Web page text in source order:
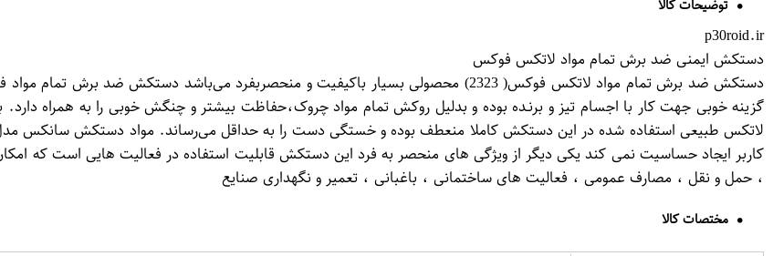
توضیحات کالا
p30roid.ir
دستکش ایمنی ضد برش تمام مواد لاتکس فوکس
دستکش ضد برش تمام مواد لاتکس فوکس( 2323) محصولی بسیار باکیفیت و منحصربفرد می‌باشد
گزینه خوبی جهت کار با اجسام تیز و برنـده بوده و بدلیل روکش تمام مواد چروک،حفاظت بیشتر و چنگش خوبی را به همراه
لاتکس طبیعی استفاده شده در این دستکش کاملا منعطف بوده و خستگی دست را به حداقل می‌رساند. مواد دستکش سانکس
کاربر ایجاد حساسیت نمی کند یکی دیگر از ویژگی های منحصر به فرد این دستکش قابلیت استفاده در فعالیت هایی است که
، حمل و نقل ، مصارف عمومی ، فعالیت های ساختمانی ، باغبانی ، تعمیر و نگهداری صنایع
مختصات کالا